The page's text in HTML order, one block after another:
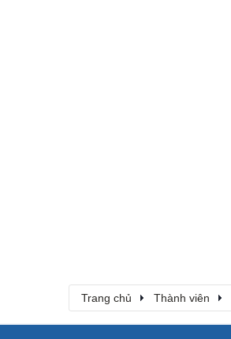
Trang chủ Thành viên